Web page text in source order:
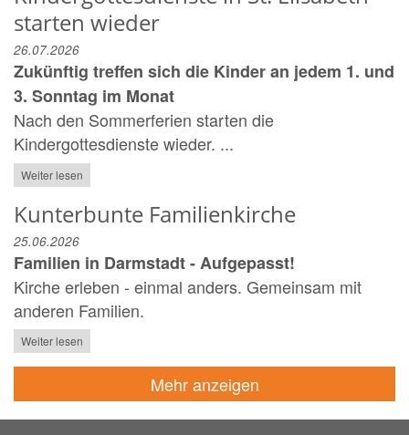
starten wieder
26.07.2026
Zukünftig treffen sich die Kinder an jedem 1. und
3. Sonntag im Monat
Nach den Sommerferien starten die
Kindergottesdienste wieder. ...
Weiter lesen
Kunterbunte Familienkirche
25.06.2026
Familien in Darmstadt - Aufgepasst!
Kirche erleben - einmal anders. Gemeinsam mit
anderen Familien.
Weiter lesen
Mehr anzeigen